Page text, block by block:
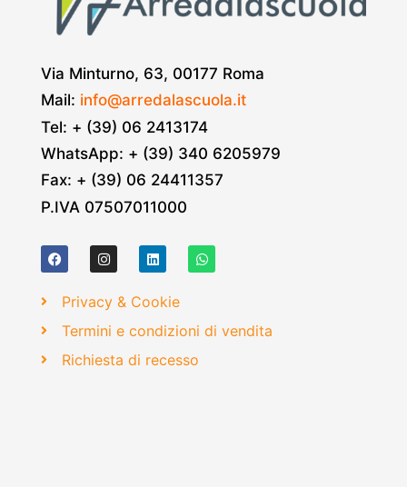
Via Minturno, 63, 00177 Roma
Mail: info@arredalascuola.it
Tel: + (39) 06 2413174
WhatsApp: + (39) 340 6205979
Fax: + (39) 06 24411357
P.IVA 07507011000
Privacy & Cookie
Termini e condizioni di vendita
Richiesta di recesso